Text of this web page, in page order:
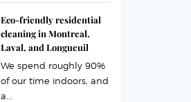
Eco-friendly residential
cleaning in Montreal,
Laval, and Longueuil
We spend roughly 90%
of our time indoors, and
a...